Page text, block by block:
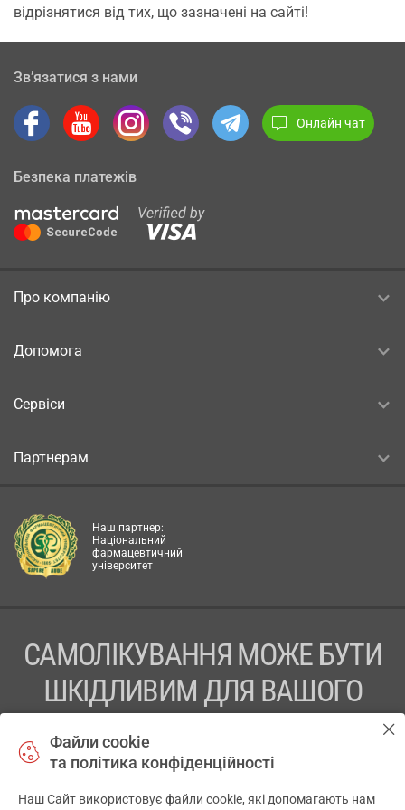
відрізнятися від тих, що зазначені на сайті!
Зв’язатися з нами
Онлайн чат
Безпека платежів
Про компанію
Допомога
Сервіси
Партнерам
Наш партнер:
Національний
фармацевтичний
університет
САМОЛІКУВАННЯ МОЖЕ БУТИ
ШКІДЛИВИМ ДЛЯ ВАШОГО
ПЕРЕД ЗАСТОСУВАННЯМ ПРЕПАРАТУ ПРОКОНСУЛЬТУЙТЕСЬ
Файли cookie
та політика конфіденційності
Наш Сайт використовує файли cookie, які допомагають нам